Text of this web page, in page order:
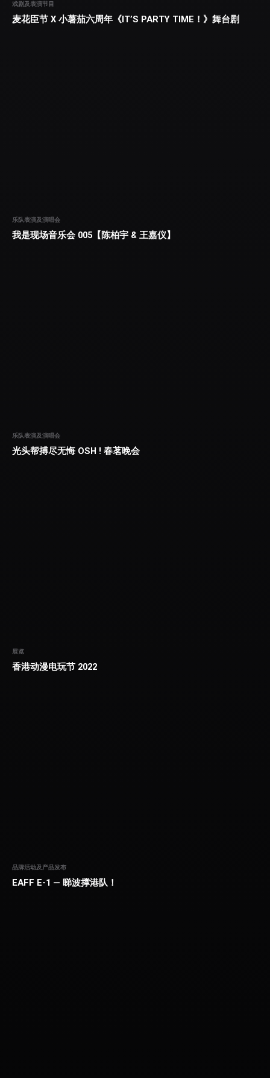
戏剧及表演节目
麦花臣节 X 小薯茄六周年《IT’S PARTY TIME！》舞台剧
乐队表演及演唱会
我是现场音乐会 005【陈柏宇 & 王嘉仪】
乐队表演及演唱会
光头帮搏尽无悔 OSH ! 春茗晚会
展览
香港动漫电玩节 2022
品牌活动及产品发布
EAFF E-1 — 睇波撑港队！